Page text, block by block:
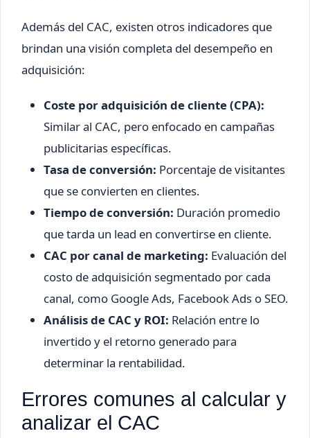
Además del CAC, existen otros indicadores que
brindan una visión completa del desempeño en
adquisición:
Coste por adquisición de cliente (CPA):
Similar al CAC, pero enfocado en campañas
publicitarias específicas.
Tasa de conversión: Porcentaje de visitantes
que se convierten en clientes.
Tiempo de conversión: Duración promedio
que tarda un lead en convertirse en cliente.
CAC por canal de marketing: Evaluación del
costo de adquisición segmentado por cada
canal, como Google Ads, Facebook Ads o SEO.
Análisis de CAC y ROI: Relación entre lo
invertido y el retorno generado para
determinar la rentabilidad.
Errores comunes al calcular y
analizar el CAC